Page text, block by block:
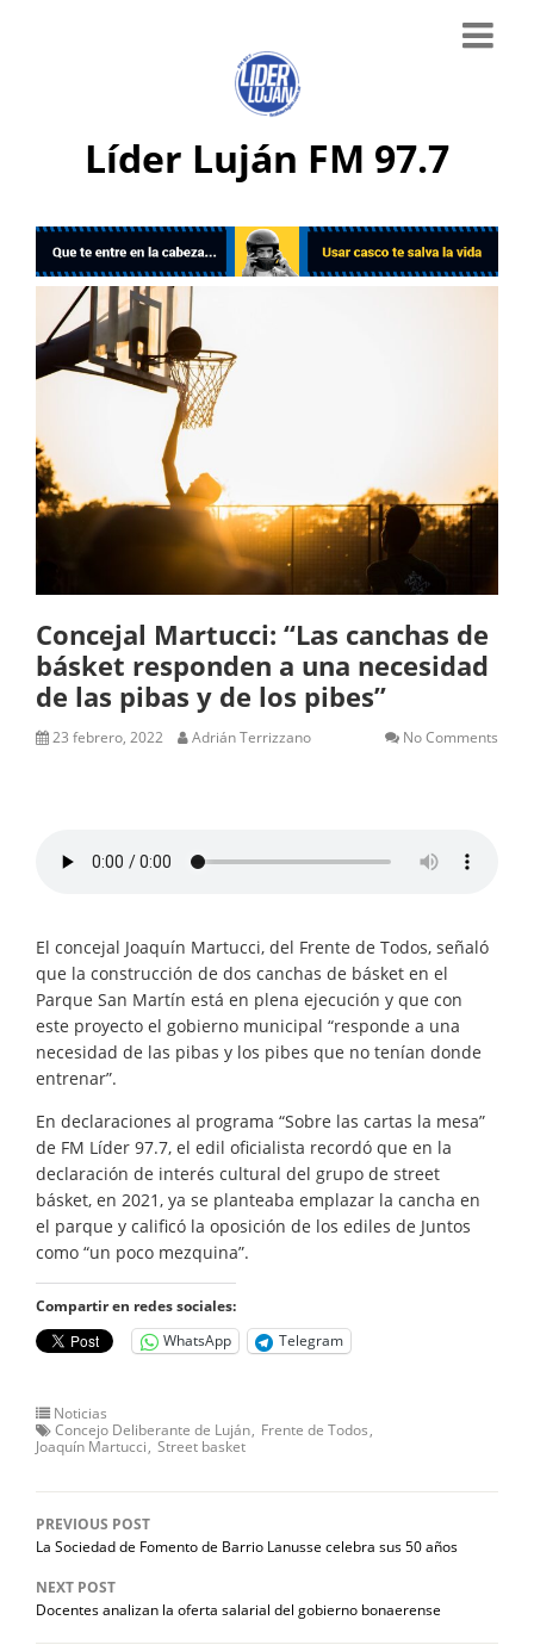
Líder Luján FM 97.7
Concejal Martucci: “Las canchas de
básket responden a una necesidad
de las pibas y de los pibes”
23 febrero, 2022 Adrián Terrizzano No Comments
El concejal Joaquín Martucci, del Frente de Todos, señaló
que la construcción de dos canchas de básket en el
Parque San Martín está en plena ejecución y que con
este proyecto el gobierno municipal “responde a una
necesidad de las pibas y los pibes que no tenían donde
entrenar”.
En declaraciones al programa “Sobre las cartas la mesa”
de FM Líder 97.7, el edil oficialista recordó que en la
declaración de interés cultural del grupo de street
básket, en 2021, ya se planteaba emplazar la cancha en
el parque y calificó la oposición de los ediles de Juntos
como “un poco mezquina”.
Compartir en redes sociales:
WhatsApp
Telegram
Noticias
Concejo Deliberante de Luján Frente de Todos
Joaquín Martucci Street basket
PREVIOUS POST
La Sociedad de Fomento de Barrio Lanusse celebra sus 50 años
NEXT POST
Docentes analizan la oferta salarial del gobierno bonaerense